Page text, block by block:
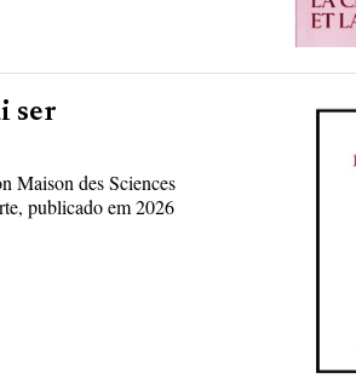
ser
Maison des Sciences
publicado em 2026